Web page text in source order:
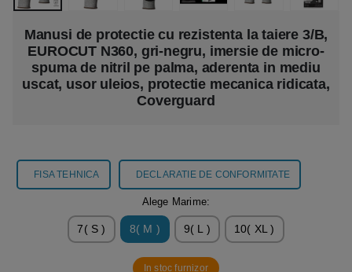
Manusi de protectie cu rezistenta la taiere 3/B,
EUROCUT N360, gri-negru, imersie de micro-
spuma de nitril pe palma, aderenta in mediu
uscat, usor uleios, protectie mecanica ridicata,
Coverguard
FISA TEHNICA DECLARATIE DE CONFORMITATE
Alege Marime:
7( S ) 8( M ) 9( L ) 10( XL )
In stoc furnizor